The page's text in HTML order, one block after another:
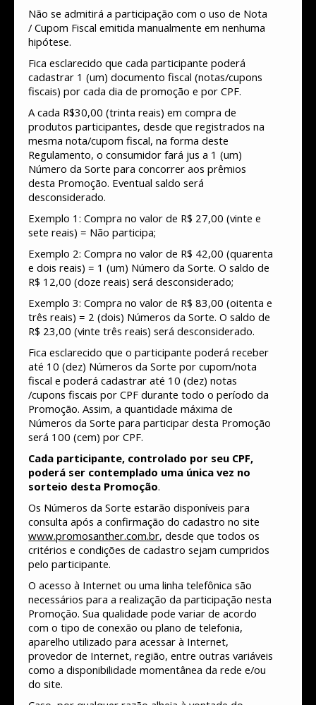
Não se admitirá a participação com o uso de Nota
/ Cupom Fiscal emitida manualmente em nenhuma
hipótese.
Fica esclarecido que cada participante poderá
cadastrar 1 (um) documento fiscal (notas/cupons
fiscais) por cada dia de promoção e por CPF.
A cada R$30,00 (trinta reais) em compra de
produtos participantes, desde que registrados na
mesma nota/cupom fiscal, na forma deste
Regulamento, o consumidor fará jus a 1 (um)
Número da Sorte para concorrer aos prêmios
desta Promoção. Eventual saldo será
desconsiderado.
Exemplo 1: Compra no valor de R$ 27,00 (vinte e
sete reais) = Não participa;
Exemplo 2: Compra no valor de R$ 42,00 (quarenta
e dois reais) = 1 (um) Número da Sorte. O saldo de
R$ 12,00 (doze reais) será desconsiderado;
Exemplo 3: Compra no valor de R$ 83,00 (oitenta e
três reais) = 2 (dois) Números da Sorte. O saldo de
R$ 23,00 (vinte três reais) será desconsiderado.
Fica esclarecido que o participante poderá receber
até 10 (dez) Números da Sorte por cupom/nota
fiscal e poderá cadastrar até 10 (dez) notas
/cupons fiscais por CPF durante todo o período da
Promoção. Assim, a quantidade máxima de
Números da Sorte para participar desta Promoção
será 100 (cem) por CPF.
Cada participante, controlado por seu CPF,
poderá ser contemplado uma única vez no
sorteio desta Promoção.
Os Números da Sorte estarão disponíveis para
consulta após a confirmação do cadastro no site
www.promosanther.com.br, desde que todos os
critérios e condições de cadastro sejam cumpridos
pelo participante.
O acesso à Internet ou uma linha telefônica são
necessários para a realização da participação nesta
Promoção. Sua qualidade pode variar de acordo
com o tipo de conexão ou plano de telefonia,
aparelho utilizado para acessar à Internet,
provedor de Internet, região, entre outras variáveis
como a disponibilidade momentânea da rede e/ou
do site.